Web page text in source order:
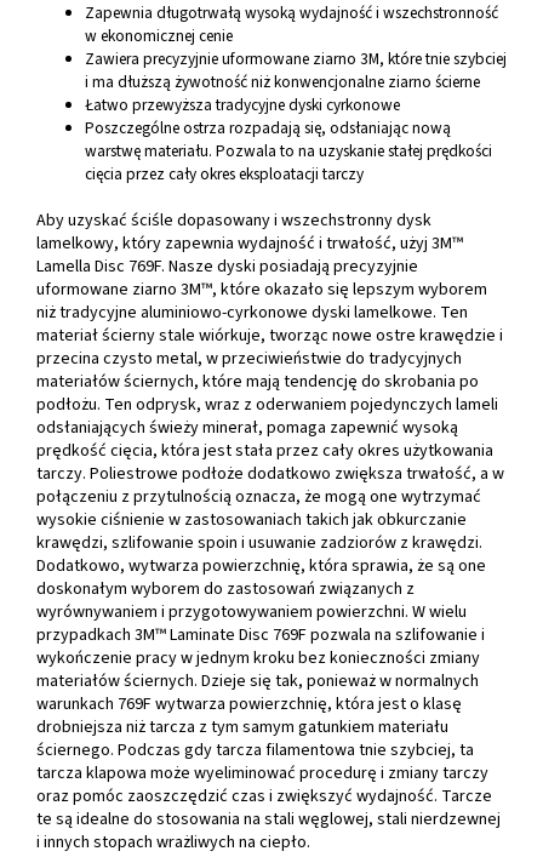
Zapewnia długotrwałą wysoką wydajność i wszechstronność
w ekonomicznej cenie
Zawiera precyzyjnie uformowane ziarno 3M, które tnie szybciej
i ma dłuższą żywotność niż konwencjonalne ziarno ścierne
Łatwo przewyższa tradycyjne dyski cyrkonowe
Poszczególne ostrza rozpadają się, odsłaniając nową
warstwę materiału. Pozwala to na uzyskanie stałej prędkości
cięcia przez cały okres eksploatacji tarczy
Aby uzyskać ściśle dopasowany i wszechstronny dysk
lamelkowy, który zapewnia wydajność i trwałość, użyj 3M™
Lamella Disc 769F. Nasze dyski posiadają precyzyjnie
uformowane ziarno 3M™, które okazało się lepszym wyborem
niż tradycyjne aluminiowo-cyrkonowe dyski lamelkowe. Ten
materiał ścierny stale wiórkuje, tworząc nowe ostre krawędzie i
przecina czysto metal, w przeciwieństwie do tradycyjnych
materiałów ściernych, które mają tendencję do skrobania po
podłożu. Ten odprysk, wraz z oderwaniem pojedynczych lameli
odsłaniających świeży minerał, pomaga zapewnić wysoką
prędkość cięcia, która jest stała przez cały okres użytkowania
tarczy. Poliestrowe podłoże dodatkowo zwiększa trwałość, a w
połączeniu z przytulnością oznacza, że mogą one wytrzymać
wysokie ciśnienie w zastosowaniach takich jak obkurczanie
krawędzi, szlifowanie spoin i usuwanie zadziorów z krawędzi.
Dodatkowo, wytwarza powierzchnię, która sprawia, że są one
doskonałym wyborem do zastosowań związanych z
wyrównywaniem i przygotowywaniem powierzchni. W wielu
przypadkach 3M™ Laminate Disc 769F pozwala na szlifowanie i
wykończenie pracy w jednym kroku bez konieczności zmiany
materiałów ściernych. Dzieje się tak, ponieważ w normalnych
warunkach 769F wytwarza powierzchnię, która jest o klasę
drobniejsza niż tarcza z tym samym gatunkiem materiału
ściernego. Podczas gdy tarcza filamentowa tnie szybciej, ta
tarcza klapowa może wyeliminować procedurę i zmiany tarczy
oraz pomóc zaoszczędzić czas i zwiększyć wydajność. Tarcze
te są idealne do stosowania na stali węglowej, stali nierdzewnej
i innych stopach wrażliwych na ciepło.